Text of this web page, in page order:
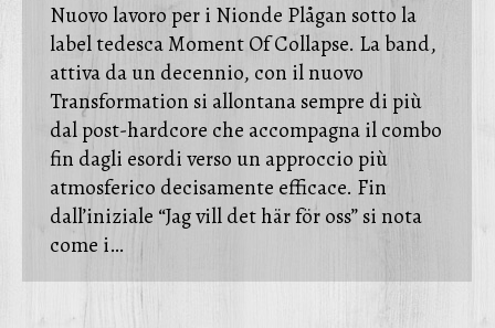
Nuovo lavoro per i Nionde Plågan sotto la
label tedesca Moment Of Collapse. La band,
attiva da un decennio, con il nuovo
Transformation si allontana sempre di più
dal post-hardcore che accompagna il combo
fin dagli esordi verso un approccio più
atmosferico decisamente efficace. Fin
dall’iniziale “Jag vill det här för oss” si nota
come i…